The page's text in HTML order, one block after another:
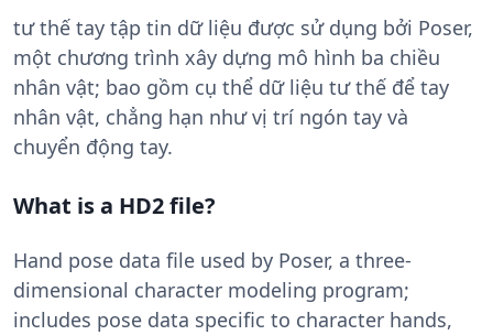
tư thế tay tập tin dữ liệu được sử dụng bởi Poser,
một chương trình xây dựng mô hình ba chiều
nhân vật; bao gồm cụ thể dữ liệu tư thế để tay
nhân vật, chẳng hạn như vị trí ngón tay và
chuyển động tay.
What is a HD2 file?
Hand pose data file used by Poser, a three-
dimensional character modeling program;
includes pose data specific to character hands,